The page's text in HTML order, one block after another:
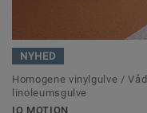
NYHED
Homogene vinylgulve /
linoleumsgulve
IQ MOTION